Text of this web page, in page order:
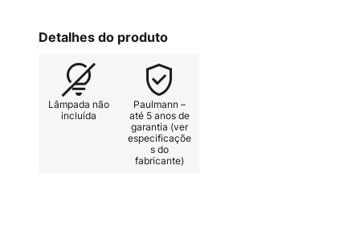
água em áreas exteriores -
parede da casa
Detalhes do produto
Lâmpada não
incluída
Paulmann –
até 5 anos de
garantia (ver
especificaçõe
s do
fabricante)